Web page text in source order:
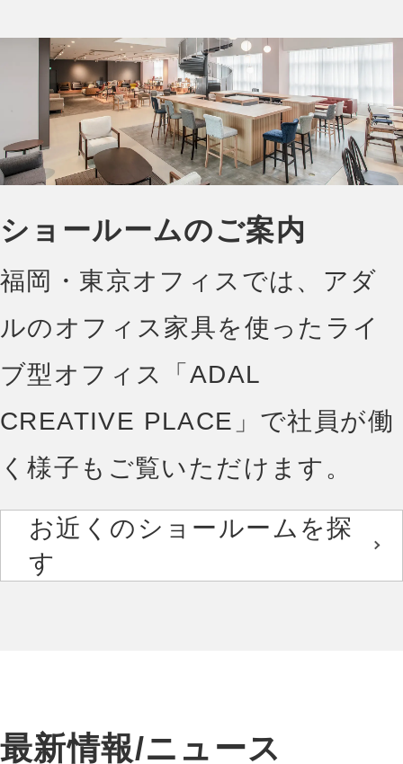
ショールームのご案内
福岡・東京オフィスでは、アダ
ルのオフィス家具を使ったライ
ブ型オフィス「ADAL
CREATIVE PLACE」で社員が働
く様子もご覧いただけます。
お近くのショールームを探
す
最新情報/ニュース